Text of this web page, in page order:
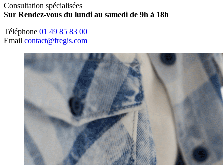
Consultation spécialisées
Sur Rendez-vous du lundi au samedi de 9h à 18h
Téléphone 01 49 85 83 00
Email contact@fregis.com